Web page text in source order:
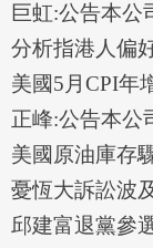
巨虹:公告本公
分析指港人偏
美國5月CPI
正峰:公告本公
美國原油庫存
憂恆大訴訟波
邱建富退黨參